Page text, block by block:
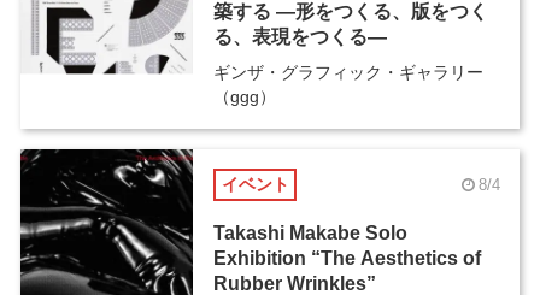
築する ―形をつくる、版をつく
る、表現をつくる―
ギンザ・グラフィック・ギャラリー
（ggg）
イベント 8/4
Takashi Makabe Solo
Exhibition “The Aesthetics of
Rubber Wrinkles”